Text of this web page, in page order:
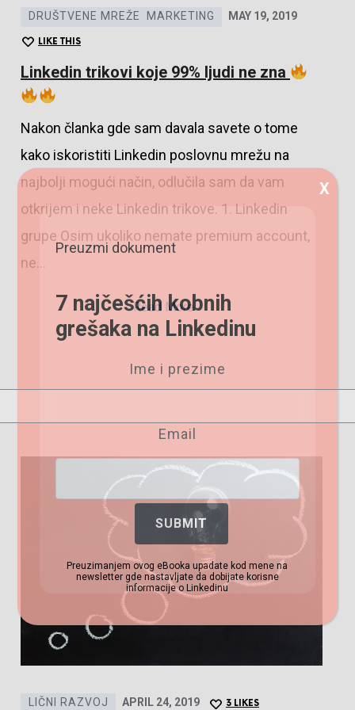
Linkedin trikovi koje 99% ljudi ne zna
DRUŠTVENE MREŽE MARKETING MAY 19, 2019
LIKE THIS
Nakon članka gde sam davala savete o tome
kako iskoristiti Linkedin poslovnu mrežu na
najbolji mogući način, odlučila sam da vam
otkrijem i neke Linkedin trikove. 1. Linkedin
grupe Osim ukoliko nemate premium account,
ne…
Read More
LIČNI RAZVOJ APRIL 24, 2019 3 LIKES
Preuzmi dokument
7 najčešćih kobnih
grešaka na Linkedinu
Ime i prezime
Email
SUBMIT
Preuzimanjem ovog eBooka upadate kod mene na
newsletter gde nastavljate da dobijate korisne
informacije o Linkedinu
X